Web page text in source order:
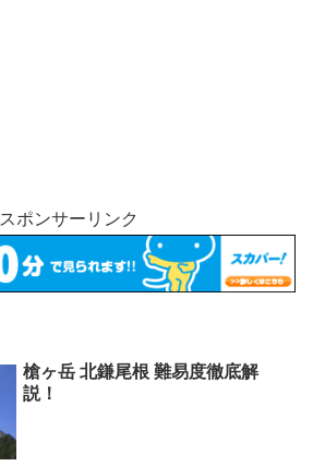
スポンサーリンク
槍ヶ岳 北鎌尾根 難易度徹底解
説！